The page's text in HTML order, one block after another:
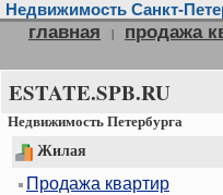
Недвижимость Санкт-
главная | продажа
ESTATE.SPB.RU
Недвижимость Петербурга
Жилая
Продажа квартир